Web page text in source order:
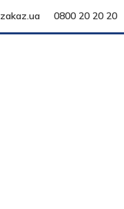
0800 20 20 20